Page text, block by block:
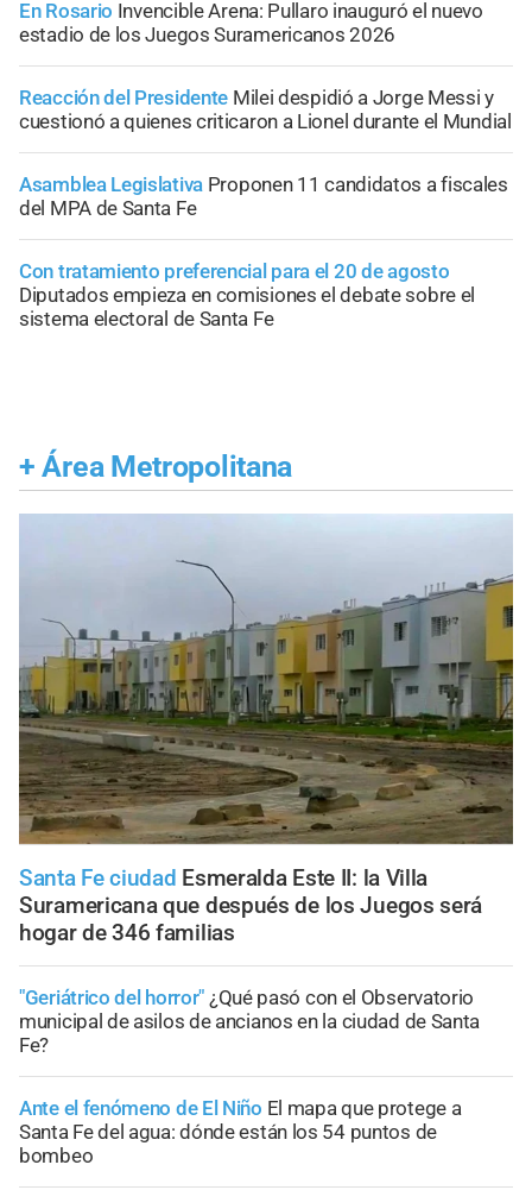
En Rosario Invencible Arena: Pullaro inauguró el nuevo
estadio de los Juegos Suramericanos 2026
Reacción del Presidente Milei despidió a Jorge Messi y
cuestionó a quienes criticaron a Lionel durante el Mundial
Asamblea Legislativa Proponen 11 candidatos a fiscales
del MPA de Santa Fe
Con tratamiento preferencial para el 20 de agosto
Diputados empieza en comisiones el debate sobre el
sistema electoral de Santa Fe
+ Área Metropolitana
Santa Fe ciudad Esmeralda Este II: la Villa
Suramericana que después de los Juegos será
hogar de 346 familias
"Geriátrico del horror" ¿Qué pasó con el Observatorio
municipal de asilos de ancianos en la ciudad de Santa
Fe?
Ante el fenómeno de El Niño El mapa que protege a
Santa Fe del agua: dónde están los 54 puntos de
bombeo